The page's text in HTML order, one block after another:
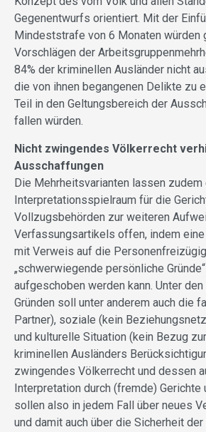
Gegenentwurfs orientiert. Mit der
Mindeststrafe von 6 Monaten würden
Vorschlägen der
84% der kriminellen Ausländer nicht
die von ihnen begangenen Delikte zu
Teil in den Geltungsbereich der
fallen würden.
Nicht zwingendes Völkerrecht
Ausschaffungen
Die Mehrheitsvarianten lassen
Interpretationsspielraum für die
Vollzugsbehörden zur weiteren
Verfassungsartikels offen, indem
mit Verweis auf die
„schwerwiegende persönliche
aufgeschoben werden kann. Unter
Gründen soll unter anderem auch die
Partner), soziale (kein
und kulturelle Situation (kein Bezug
kriminellen Ausländers
zwingendes Völkerrecht und dessen
Interpretation durch (fremde) Gerichte
sollen also in jedem Fall über neues
und damit auch über die Sicherheit der